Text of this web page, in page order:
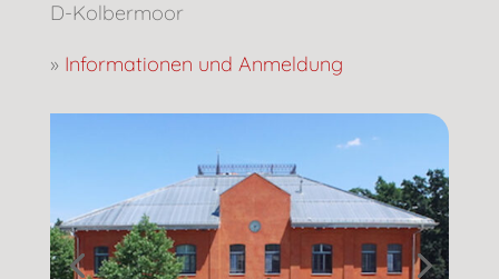
D-Kolbermoor
» Informationen und Anmeldung